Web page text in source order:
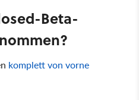
Beta-
komplett von vorne